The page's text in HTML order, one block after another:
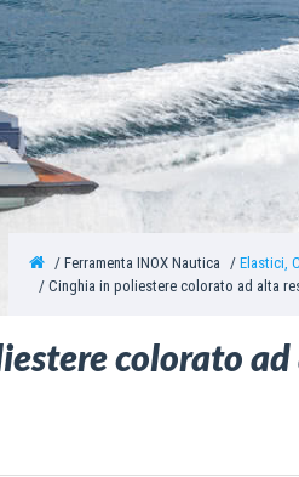
Ferramenta INOX Nautica Elastici,
Cinghia in poliestere colorato ad alta
colorato